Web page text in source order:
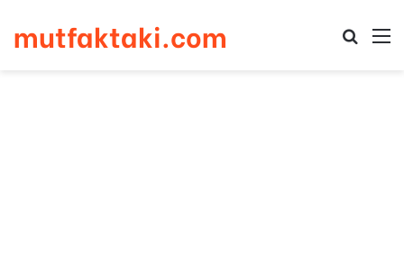
mutfaktaki.com